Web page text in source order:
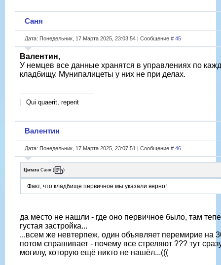
Саня
Дата: Понедельник, 17 Марта 2025, 23:03:54 | Сообщение # 45
Валентин,
У немцев все данные хранятся в управлениях по
кладбищу. Мунипалицеты у них не при делах.
Qui quaerit, reperit
Валентин
Дата: Понедельник, 17 Марта 2025, 23:07:51 | Сообщение # 46
Цитата Саня ( )
Факт, что кладбище первичное мы указали верно!
да место не нашли - где оно первичное было, там
густая застройка...
...всем же невтерпеж, один объявляет перемирие на
потом спрашивает - почему все стреляют ??? тут
могилу, которую ещё никто не нашёл...(((